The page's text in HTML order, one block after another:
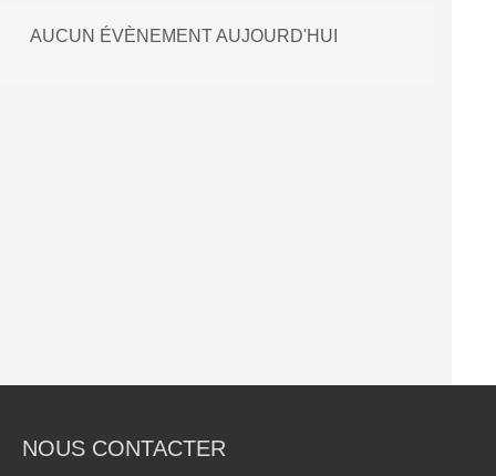
AUCUN ÉVÈNEMENT AUJOURD'HUI
NOUS CONTACTER